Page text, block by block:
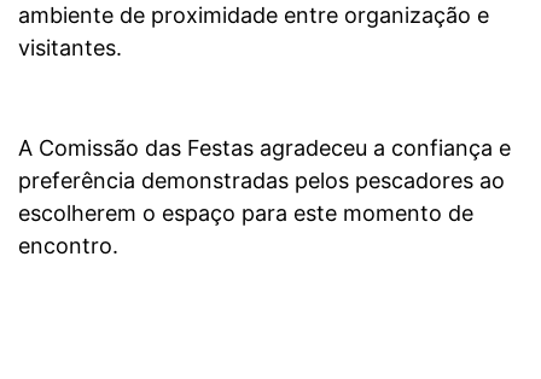
ambiente de proximidade entre organização e
visitantes.
A Comissão das Festas agradeceu a confiança e
preferência demonstradas pelos pescadores ao
escolherem o espaço para este momento de
encontro.